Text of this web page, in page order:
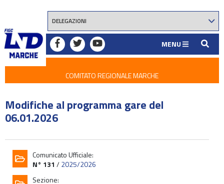
MENU
COMITATO REGIONALE MARCHE
Modifiche al programma gare del
06.01.2026
Comunicato Ufficiale:
N° 131 /2025/2026
Sezione: